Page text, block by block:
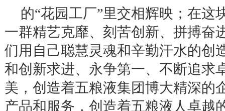
的“花园工厂”里交相辉映；在这
一群精艺克靡、刻苦创新、拼搏奋
们用自己聪慧灵魂和辛勤汗水的创
和创新求进、永争第一、不断追求
美，创造着五粮液集团博大精深的
产品和服务，创造着五粮液人卓越